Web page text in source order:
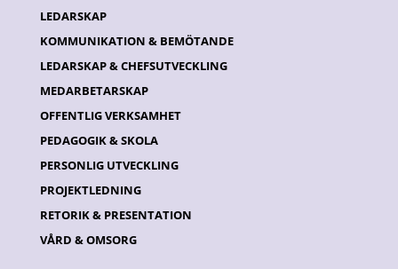
LEDARSKAP
KOMMUNIKATION & BEMÖTANDE
LEDARSKAP & CHEFSUTVECKLING
MEDARBETARSKAP
OFFENTLIG VERKSAMHET
PEDAGOGIK & SKOLA
PERSONLIG UTVECKLING
PROJEKTLEDNING
RETORIK & PRESENTATION
VÅRD & OMSORG